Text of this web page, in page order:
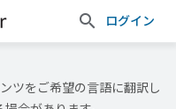
ログイン
ツをご希望の言語に翻訳し